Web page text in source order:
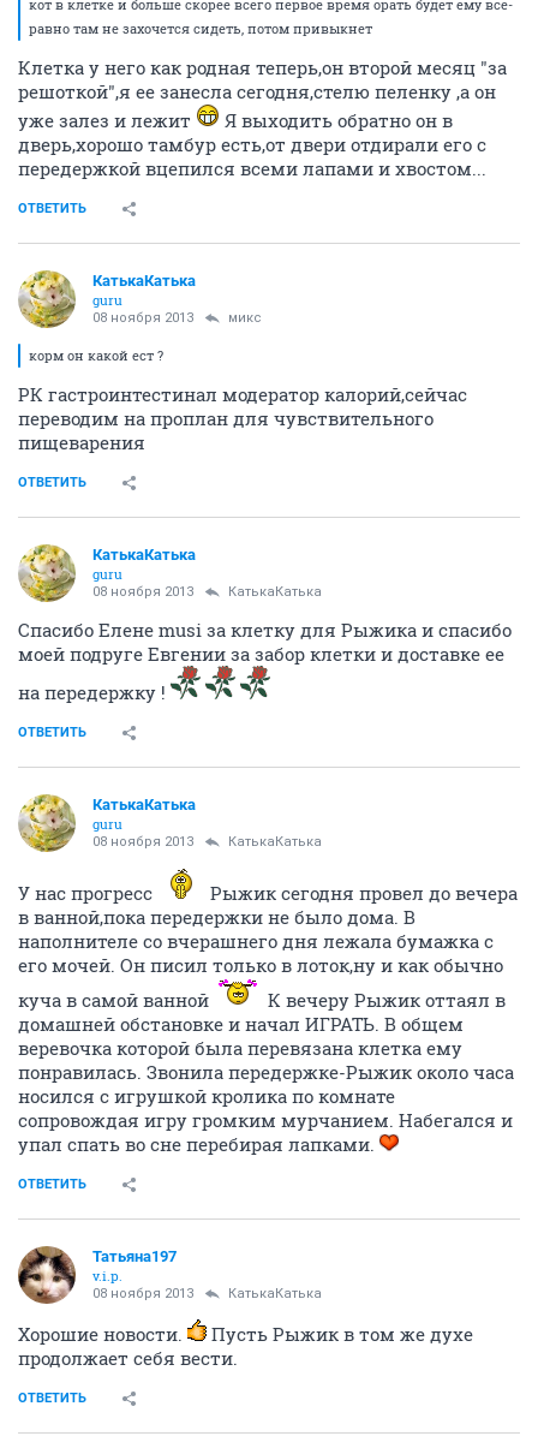
кот в клетке и больше скорее всего первое время орать будет ему все-
равно там не захочется сидеть, потом привыкнет
Клетка у него как родная теперь,он второй месяц "за
решоткой",я ее занесла сегодня,стелю пеленку ,а он
уже залез и лежит
Я выходить обратно он в
дверь,хорошо тамбур есть,от двери отдирали его с
передержкой вцепился всеми лапами и хвостом...
ОТВЕТИТЬ
КатькаКатька
guru
08 ноября 2013 микс
корм он какой ест ?
РК гастроинтестинал модератор калорий,сейчас
переводим на проплан для чувствительного
пищеварения
ОТВЕТИТЬ
КатькаКатька
guru
08 ноября 2013 КатькаКатька
Спасибо Елене musi за клетку для Рыжика и спасибо
моей подруге Евгении за забор клетки и доставке ее
на передержку !
ОТВЕТИТЬ
КатькаКатька
guru
08 ноября 2013 КатькаКатька
У нас прогресс
Рыжик сегодня провел до вечера
в ванной,пока передержки не было дома. В
наполнителе со вчерашнего дня лежала бумажка с
его мочей. Он писил только в лоток,ну и как обычно
куча в самой ванной
К вечеру Рыжик оттаял в
домашней обстановке и начал ИГРАТЬ. В общем
веревочка которой была перевязана клетка ему
понравилась. Звонила передержке-Рыжик около часа
носился с игрушкой кролика по комнате
сопровождая игру громким мурчанием. Набегался и
упал спать во сне перебирая лапками.
ОТВЕТИТЬ
Татьяна197
v.i.p.
08 ноября 2013 КатькаКатька
Хорошие новости.
Пусть Рыжик в том же духе
продолжает себя вести.
ОТВЕТИТЬ